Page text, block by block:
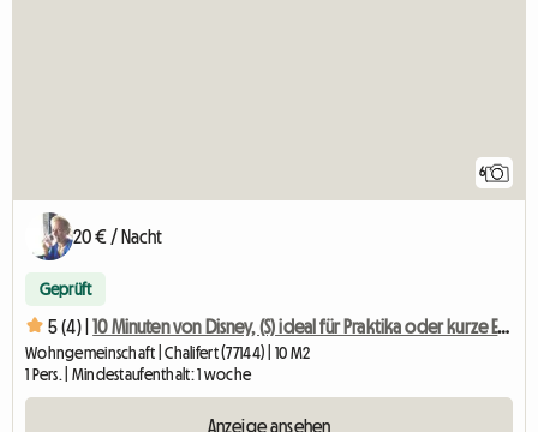
6
20 € / Nacht
Geprüft
5 (4) | 10 Minuten von Disney, (S) ideal für Praktika oder kurze Einsätze
Wohngemeinschaft | Chalifert (77144) | 10 M2
1 Pers. | Mindestaufenthalt: 1 woche
Anzeige ansehen